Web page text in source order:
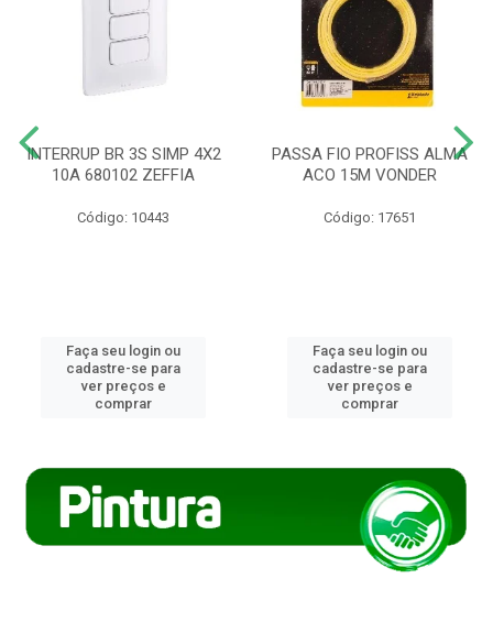
INTERRUP BR 3S SIMP 4X2
10A 680102 ZEFFIA
Código: 10443
Faça seu login ou
cadastre-se para
ver preços e
comprar
PASSA FIO PROFISS ALMA
ACO 15M VONDER
Código: 17651
Faça seu login ou
cadastre-se para
ver preços e
comprar